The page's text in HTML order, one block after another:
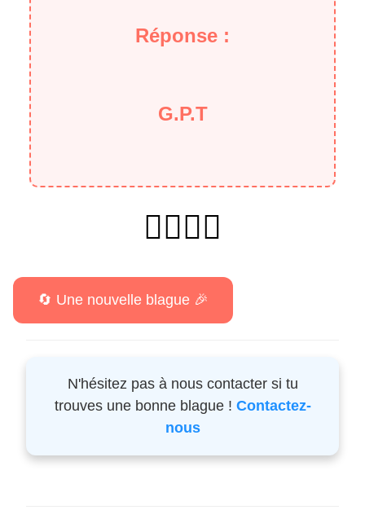
Réponse :
G.P.T
🐱‍👤🐱‍👤
N'hésitez pas à nous contacter si tu
trouves une bonne blague ! Contactez-
nous